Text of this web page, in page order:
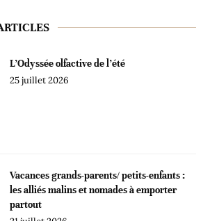
L’Odyssée olfactive de l’été
25 juillet 2026
Vacances grands-parents/ petits-enfants :
les alliés malins et nomades à emporter
partout